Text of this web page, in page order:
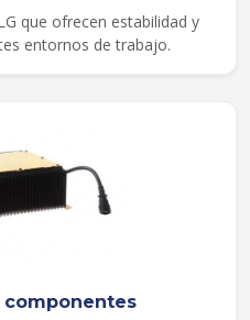
que ofrecen estabilidad y
entornos de trabajo.
componentes